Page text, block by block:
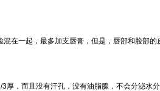
在一起，最多加支唇膏，但是，唇部和脸部的
厚，而且没有汗孔，没有油脂腺，不会分泌水